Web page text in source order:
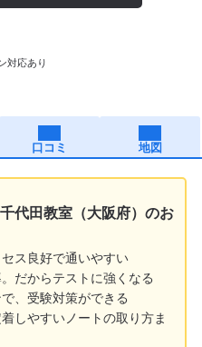
対応あり
口コミ 地図
代田教室（大阪府）のお
ス良好で通いやすい
だからテストに強くなる
、受験対策ができる
しやすいノートの取り方ま